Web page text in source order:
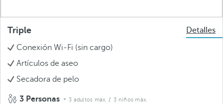
Triple
Detalles
Conexión Wi-Fi (sin cargo)
Artículos de aseo
Secadora de pelo
3 Personas 3 adultos máx. / 3 niños máx.